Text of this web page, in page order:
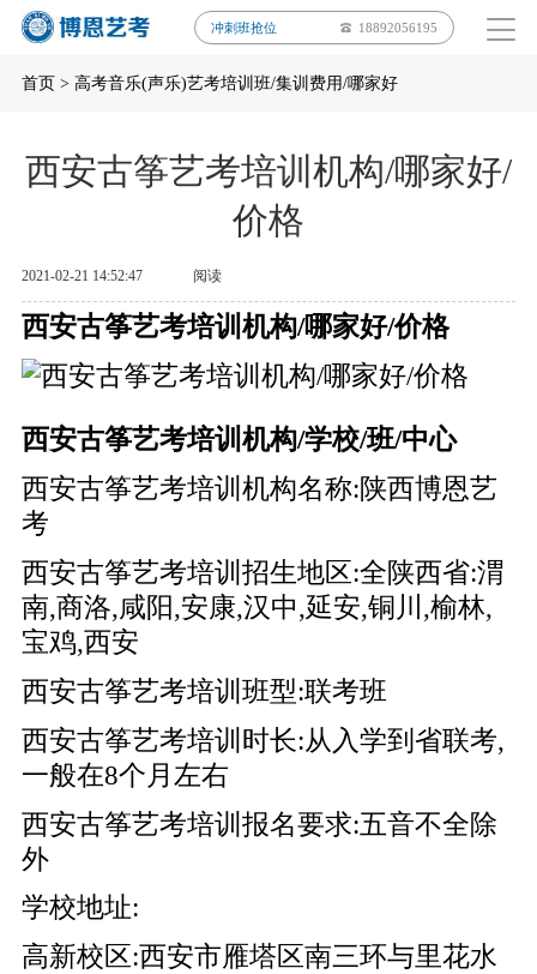
冲刺班抢位 18892056195
首页> 高考音乐(声乐)艺考培训班/集训费用/哪家好
西安古筝艺考培训机构/哪家好/
价格
2021-02-21 14:52:47 阅读
西安古筝艺考培训机构/哪家好/价格
西安古筝艺考培训机构/学校/班/中心
西安古筝艺考培训机构名称:陕西博恩艺
考
西安古筝艺考培训招生地区:全陕西省:渭
南,商洛,咸阳,安康,汉中,延安,铜川,榆林,
宝鸡,西安
西安古筝艺考培训班型:联考班
西安古筝艺考培训时长:从入学到省联考,
一般在8个月左右
西安古筝艺考培训报名要求:五音不全除
外
学校地址:
高新校区:西安市雁塔区南三环与里花水